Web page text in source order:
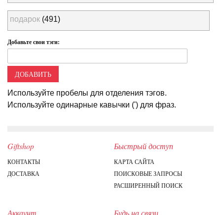
подарок (491)
Добавьте свои тэги:
ДОБАВИТЬ
Используйте пробелы для отделения тэгов.
Используйте одинарные кавычки (') для фраз.
Giftshop
КОНТАКТЫ
ДОСТАВКА
Быстрый доступ
КАРТА САЙТА
ПОИСКОВЫЕ ЗАПРОСЫ
РАСШИРЕННЫЙ ПОИСК
Аккаунт Будь на связи